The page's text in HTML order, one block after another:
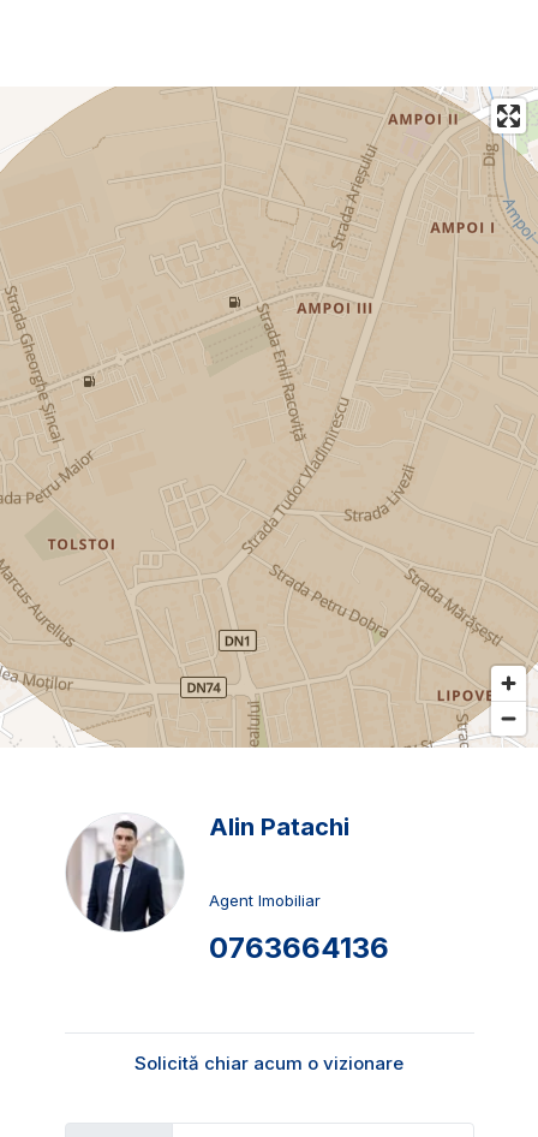
Alin Patachi
Agent Imobiliar
0763664136
Solicită chiar acum o vizionare